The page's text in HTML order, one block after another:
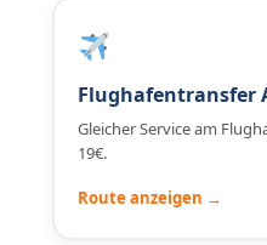
Flughafentransfer
Gleicher Service am
19€.
Route anzeigen →